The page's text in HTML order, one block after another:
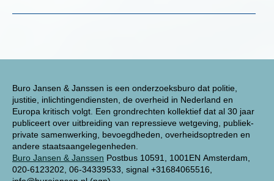
Buro Jansen & Janssen is een onderzoeksburo dat politie,
justitie, inlichtingendiensten, de overheid in Nederland en
Europa kritisch volgt. Een grondrechten kollektief dat al 30 jaar
publiceert over uitbreiding van repressieve wetgeving, publiek-
private samenwerking, bevoegdheden, overheidsoptreden en
andere staatsaangelegenheden.
Buro Jansen & Janssen Postbus 10591, 1001EN Amsterdam,
020-6123202, 06-34339533, signal +31684065516,